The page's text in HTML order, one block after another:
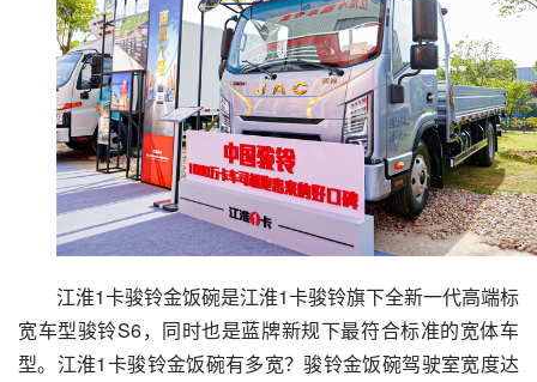
江淮1卡骏铃金饭碗是江淮1卡骏铃旗下全新一代高端标
宽车型骏铃S6，同时也是蓝牌新规下最符合标准的宽体车
型。江淮1卡骏铃金饭碗有多宽？骏铃金饭碗驾驶室宽度达